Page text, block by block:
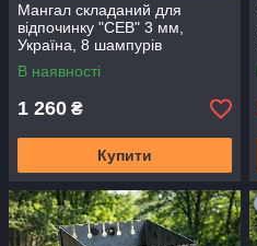
Мангал складаний для
відпочинку "СЕВ" 3 мм,
Україна, 8 шампурів
В наявності
1 260 ₴
Купити